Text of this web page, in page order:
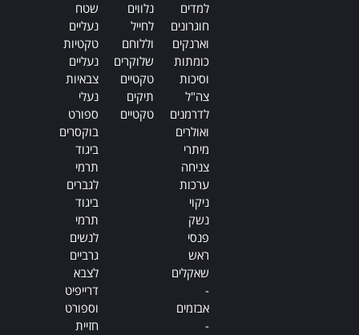
למדים
חוגרונים
וארנקים
כומתות
וסיכות
צה"ל
לדרמנים
ואולרים
מיתרי
צניחה
ערכות
ניקוי
נשק
פנסי
ראש
שאקלים
-
אבזמים
-
נלווים
לחייל
וללוחם
שלוקרים
טקטיים
תיקים
טקטיים
שטח
נעליים
טקטיות
נעליים
צבאיות
נעלי
ספורט
בוקסרים
ביגוד
תרמי
לגברים
ביגוד
תרמי
לנשים
גרביים
לצבא
דרייפיט
וספורט
חזיית